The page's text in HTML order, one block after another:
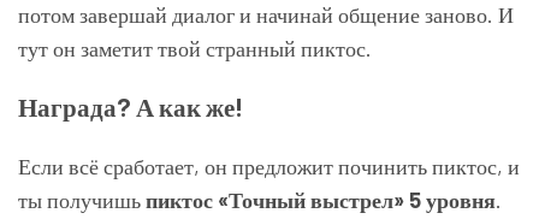
потом завершай диалог и начинай общение заново. И
тут он заметит твой странный пиктос.
Награда? А как же!
Если всё сработает, он предложит починить пиктос, и
ты получишьпиктос «Точный выстрел» 5 уровня.